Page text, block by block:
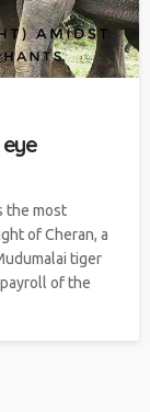
the most
of Cheran, a
tiger
of the